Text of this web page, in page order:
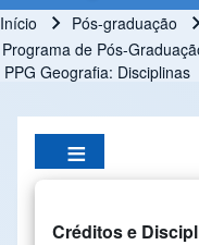
Trilha de navegação
Início
Pós-graduação
Programa de Pós-
PPG Geografia: Disciplinas
Créditos e